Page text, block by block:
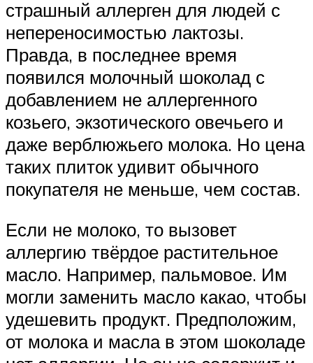
страшный аллерген для людей с
непереносимостью лактозы.
Правда, в последнее время
появился молочный шоколад с
добавлением не аллергенного
козьего, экзотического овечьего и
даже верблюжьего молока. Но цена
таких плиток удивит обычного
покупателя не меньше, чем состав.
Если не молоко, то вызовет
аллергию твёрдое растительное
масло. Например, пальмовое. Им
могли заменить масло какао, чтобы
удешевить продукт. Предположим,
от молока и масла в этом шоколаде